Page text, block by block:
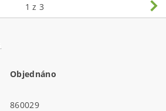
1 z 3
Objednáno
860029